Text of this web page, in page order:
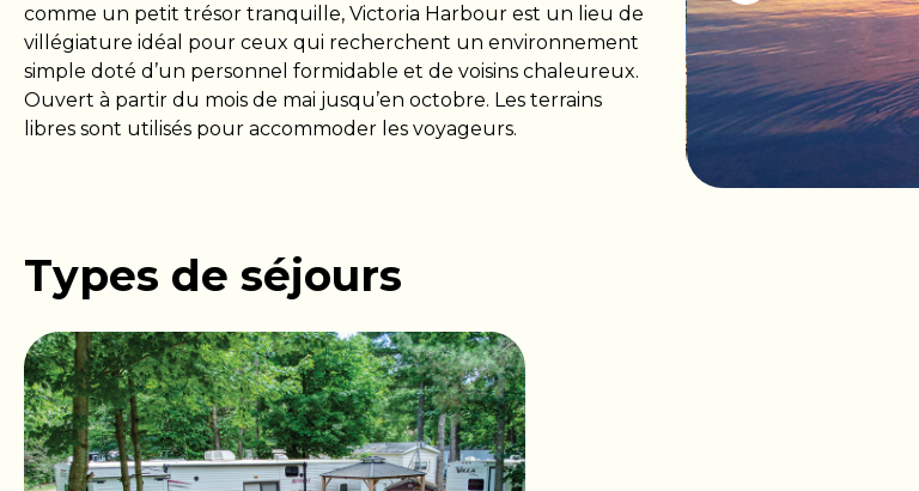
comme un petit trésor tranquille, Victoria Harbour est un lieu de
villégiature idéal pour ceux qui recherchent un environnement
simple doté d’un personnel formidable et de voisins chaleureux.
Ouvert à partir du mois de mai jusqu’en octobre. Les terrains
libres sont utilisés pour accommoder les voyageurs.
Types de séjours